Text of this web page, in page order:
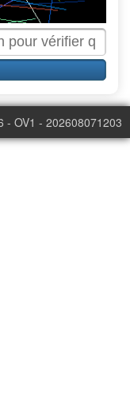
- OV1 - 202608071203